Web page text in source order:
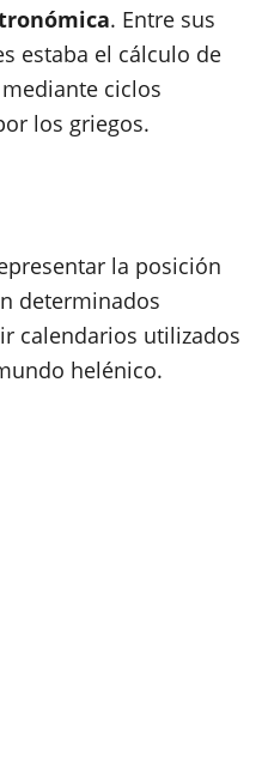
. Entre sus
estaba el cálculo de
mediante ciclos
los griegos.
la posición
determinados
calendarios utilizados
helénico.